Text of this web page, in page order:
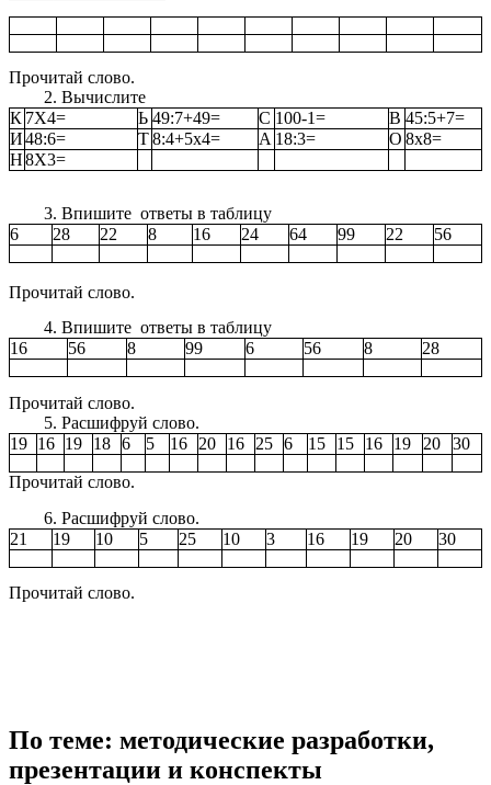
Прочитай слово.
Вычислите
К 7Х4= Ь 49:7+49= С 100-1= В 45:5+7=
И48:6= Т8:4+5х4= А 18:3= О 8х8=
Н8Х3=
Впишите ответы в таблицу
6
28 22 8 16 24 64 99 22 56
Прочитай слово.
Впишите ответы в таблицу
16
56 8 99 6 56 8 28
Прочитай слово.
Расшифруй слово.
19 16 19 18 6 5 16 20 16 25 6 15 15 16 19 20 30
Прочитай слово.
Расшифруй слово.
21
19 10 5 25 10 3 16 19 20 30
Прочитай слово.
По теме: методические разработки,
презентации и конспекты